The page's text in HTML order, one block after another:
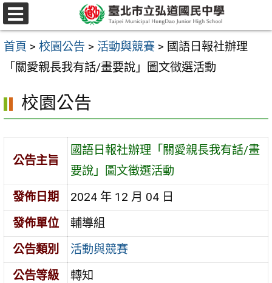
跳
至
主
容
區
選
單
首頁 > 校園公告 > 活動與競賽 > 國語日報社辦理
「關愛親長我有話/畫要說」圖文徵選活動
校園公告
公告主旨
國語日報社辦理「關愛親長我有話/畫
要說」圖文徵選活動
發佈日期
2024 年 12 月 04 日
發佈單位
輔導組
公告類別
活動與競賽
公告等級
轉知